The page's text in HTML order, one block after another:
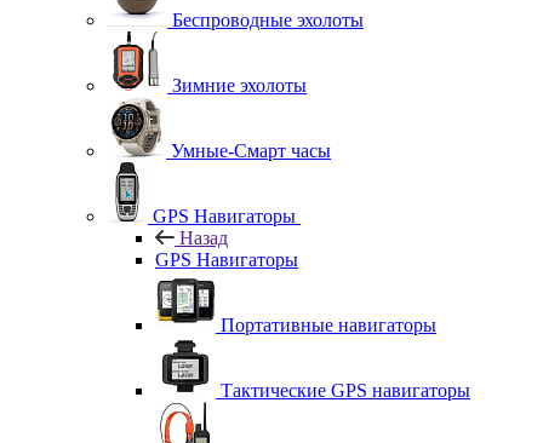
Беспроводные эхолоты
Зимние эхолоты
Умные-Смарт часы
GPS Навигаторы
Назад
GPS Навигаторы
Портативные навигаторы
Тактические GPS навигаторы